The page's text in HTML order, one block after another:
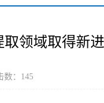
领域取得新
： 145